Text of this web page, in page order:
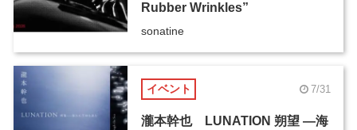
Rubber Wrinkles”
sonatine
イベント 7/31
瀧本幹也 LUNATION 朔望 ―海